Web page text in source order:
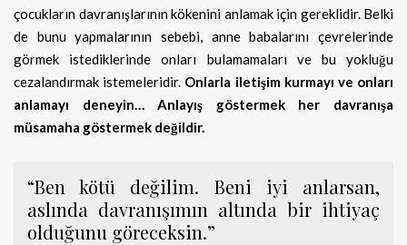
çocukların davranışlarının kökenini anlamak için gereklidir. Belki
de bunu yapmalarının sebebi, anne babalarını çevrelerinde
görmek istediklerinde onları bulamamaları ve bu yokluğu
cezalandırmak istemeleridir. Onlarla iletişim kurmayı ve onları
anlamayı deneyin… Anlayış göstermek her davranışa
müsamaha göstermek değildir.
“Ben kötü değilim. Beni iyi anlarsan,
aslında davranışımın altında bir ihtiyaç
olduğunu göreceksin.”